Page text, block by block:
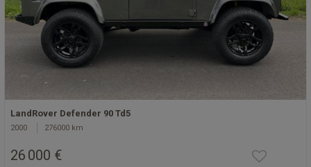
LandRover Defender 90 Td5
2000 276000 km
26 000 €